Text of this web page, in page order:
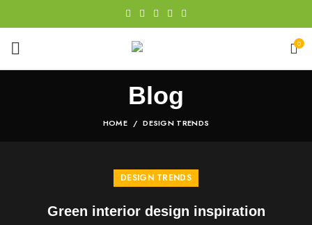
0
Blog
HOME DESIGN TRENDS
DESIGN TRENDS
Green interior design inspiration